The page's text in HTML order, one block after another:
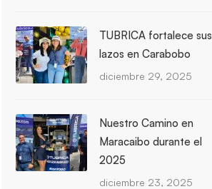
TUBRICA fortalece sus
lazos en Carabobo
diciembre 29, 2025
Nuestro Camino en
Maracaibo durante el
2025
diciembre 23, 2025